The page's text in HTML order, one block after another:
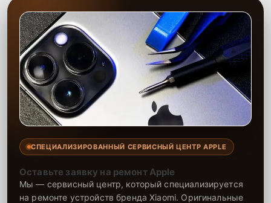
СПЕЦИАЛИЗИРОВАННЫЙ СЕРВИСНЫЙ ЦЕНТР APPLE
Оставьте заявку на ремонт Apple
Мы — сервисный центр, который специализируется
на ремонте устройств бренда Xiaomi. Оригинальные